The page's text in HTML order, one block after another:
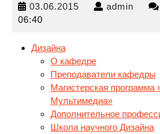
03.06.2015 03.06.2015
admin admin
06:40
Дизайна
О кафедре
Преподаватели кафедры
Магистерская программа
Мультимедиа»
Дополнительное
Школа научного Дизайна